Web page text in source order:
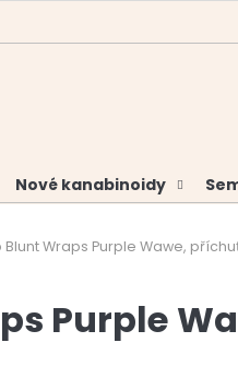
Nové kanabinoidy
Blunt Wraps Purple Wawe,
Purple